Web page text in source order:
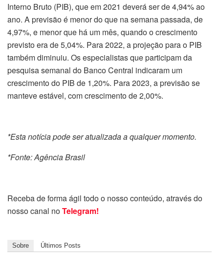
Interno Bruto (PIB), que em 2021 deverá ser de 4,94% ao
ano. A previsão é menor do que na semana passada, de
4,97%, e menor que há um mês, quando o crescimento
previsto era de 5,04%. Para 2022, a projeção para o PIB
também diminuiu. Os especialistas que participam da
pesquisa semanal do Banco Central indicaram um
crescimento do PIB de 1,20%. Para 2023, a previsão se
manteve estável, com crescimento de 2,00%.
*Esta notícia pode ser atualizada a qualquer momento.
*Fonte: Agência Brasil
Receba de forma ágil todo o nosso conteúdo, através do
nosso canal noTelegram!
Sobre Últimos Posts